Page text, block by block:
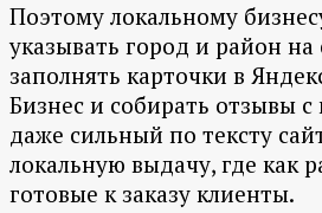
Поэтому локальному
указывать город и район на
заполнять карточки в
Бизнес и собирать отзывы с
даже сильный по тексту
локальную выдачу, где как
готовые к заказу клиенты.